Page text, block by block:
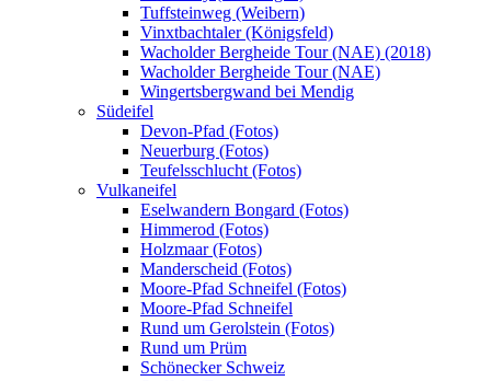
Tuffsteinweg (Weibern)
Vinxtbachtaler (Königsfeld)
Wacholder Bergheide Tour (NAE) (2018)
Wacholder Bergheide Tour (NAE)
Wingertsbergwand bei Mendig
Südeifel
Devon-Pfad (Fotos)
Neuerburg (Fotos)
Teufelsschlucht (Fotos)
Vulkaneifel
Eselwandern Bongard (Fotos)
Himmerod (Fotos)
Holzmaar (Fotos)
Manderscheid (Fotos)
Moore-Pfad Schneifel (Fotos)
Moore-Pfad Schneifel
Rund um Gerolstein (Fotos)
Rund um Prüm
Schönecker Schweiz